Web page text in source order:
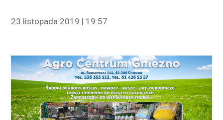
23 listopada 2019 | 19:57